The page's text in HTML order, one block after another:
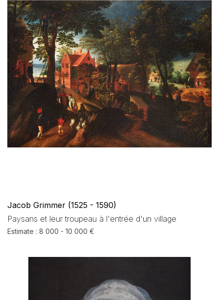
Jacob Grimmer (1525 - 1590)
Paysans et leur troupeau à l'entrée d'un village
Estimate : 8 000 - 10 000 €